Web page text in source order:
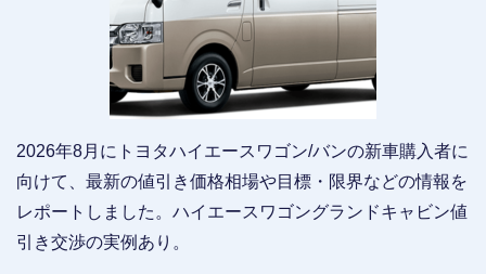
2026年8月にトヨタハイエースワゴン/バンの新車購入者に
向けて、最新の値引き価格相場や目標・限界などの情報を
レポートしました。ハイエースワゴングランドキャビン値
引き交渉の実例あり。